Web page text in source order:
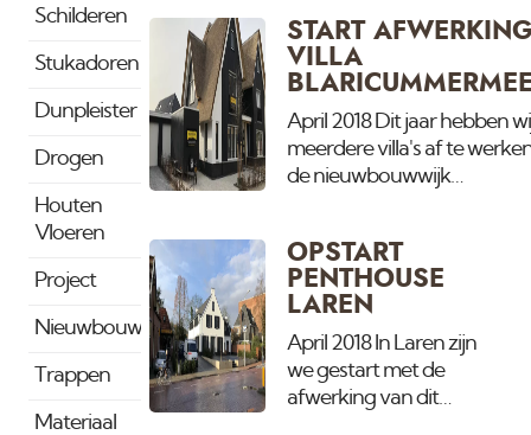
Schilderen
Stukadoren
Dunpleister
Drogen
Houten
Vloeren
Project
Nieuwbouw
Trappen
Materiaal
Buitenverftex kwaliteit.
Dit wordt weer een eens
een woning zoals er
geen andere zijn. Meer
dan 1000 m2 spuitwerk
en trots dat wij hieraan
START
VILLA
April 2018 Dit jaar hebben
meerdere villa's af te
de nieuwbouwwijk
waar we het stuukwerk en
spuiten van de wanden,
plafonds en het houtwerk
verzorgen. De andere villa
te bekijken.
OPSTART
PENTHOUSE
LAREN
April 2018 In Laren zijn
we gestart met de
afwerking van dit